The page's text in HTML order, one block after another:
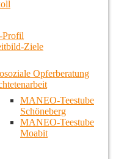
Ziele
Opferberatung
MANEO-Teestube
Schöneberg
MANEO-Teestube
Moabit